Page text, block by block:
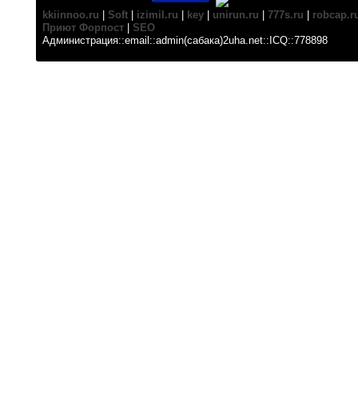
kkiinnoo.ru Soft izimil.ru key unirun.ru 777s.ru
Приют Форпост
SEO
Администрация::email::admin(сабака)2uha.net::ICQ::778898